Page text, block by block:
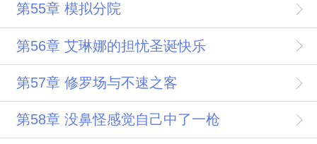
第55章 模拟分院
第56章 艾琳娜的担忧圣诞快乐
第57章 修罗场与不速之客
第58章 没鼻怪感觉自己中了一枪